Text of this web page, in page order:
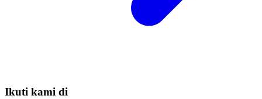
Ikuti kami di